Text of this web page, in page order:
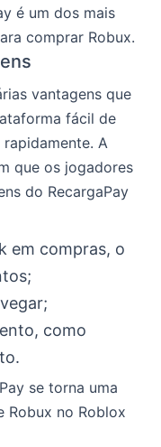
é um dos mais
comprar Robux.
vantagens que
fácil de
A
que os jogadores
do RecargaPay
em compras, o
como
se torna uma
Robux no Roblox